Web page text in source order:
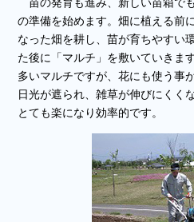
の準備を始めます。畑に植える前
なった畑を耕し、苗が育ちやすい
た後に「マルチ」を敷いていきま
多いマルチですが、花にも使う事
日光が遮られ、雑草が伸びにくく
とても楽になり効率的です。